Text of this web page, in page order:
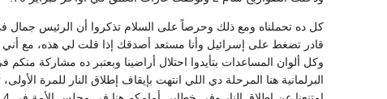
قادر تضغط على إسرائيل وأنا مستعد أصدقك إذا قلت لي هذه، مع
وكل ألوان المساعدات بتأيدوا احتلال أراضينا وبعتبر ده مشاركة
البرلمانية هنا المرحلة دي اللي انتهت بإيقاف إطلاق النار للمرة